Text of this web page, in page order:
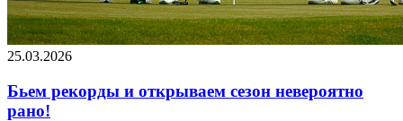
25.03.2026
Бьем рекорды и открываем сезон невероятно
рано!